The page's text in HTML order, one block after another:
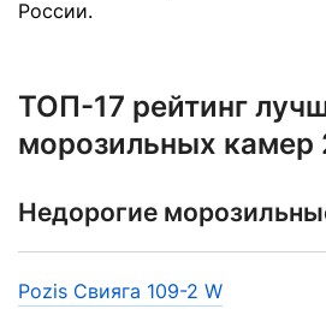
России.
ТОП-17 рейтинг
морозильных камер
Недорогие
Pozis Свияга 109-2 W